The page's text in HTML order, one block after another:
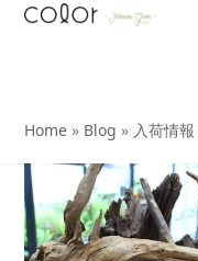
SkipOpen
Close
Home » Blog » 入荷情報